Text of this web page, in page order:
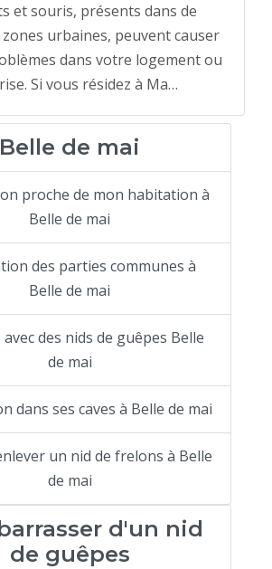
et souris, présents dans de
urbaines, peuvent causer
dans votre logement ou
Si vous résidez à Ma…
Belle de mai
proche de mon habitation à
Belle de mai
des parties communes à
Belle de mai
des nids de guêpes Belle
de mai
dans ses caves à Belle de mai
un nid de frelons à Belle
de mai
d'un nid
de guêpes